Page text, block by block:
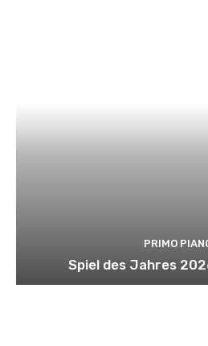
PRIMO
Spiel des Jahres